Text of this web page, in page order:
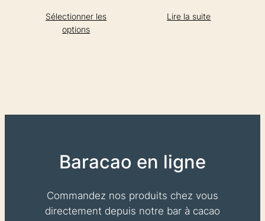
Sélectionner les
options
Lire la suite
Baracao en ligne
Commandez nos produits chez vous
directement depuis notre bar à cacao